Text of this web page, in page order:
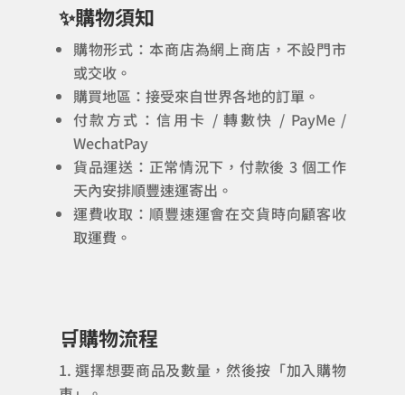
✨購物須知
購物形式：本商店為網上商店，不設門市
或交收。
購買地區：接受來自世界各地的訂單。
付款方式：信用卡 / 轉數快 / PayMe /
WechatPay
貨品運送：正常情況下，付款後 3 個工作
天內安排順豐速運寄出。
運費收取：順豐速運會在交貨時向顧客收
取運費。
🛒購物流程
選擇想要商品及數量，然後按「加入購物